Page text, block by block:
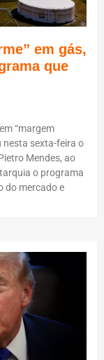
em gás,
que
“margem
nesta sexta-feira o
Mendes, ao
o programa
do mercado e